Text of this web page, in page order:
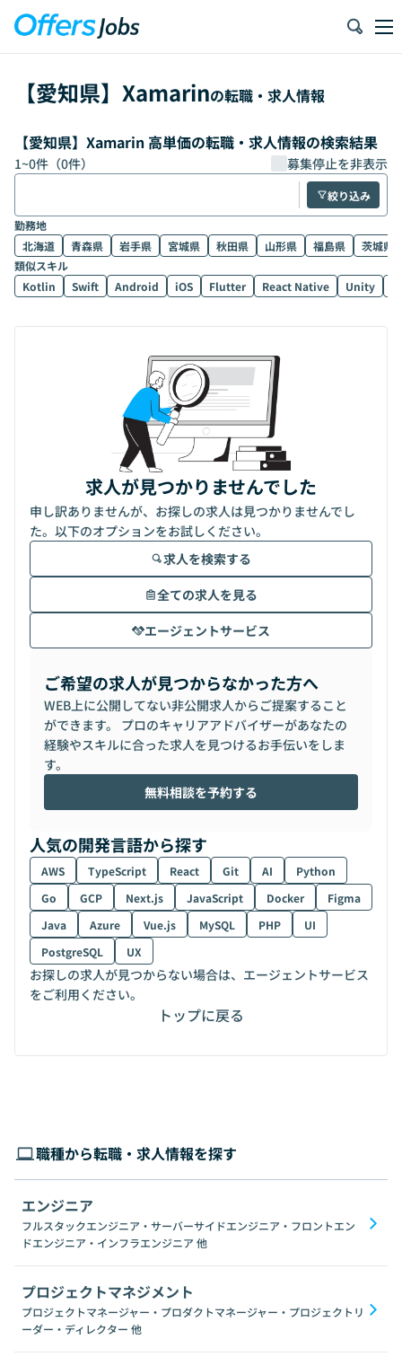
【愛知県】 Xamarinの転職・求人情報
【愛知県】Xamarin 高単価の転職・求人情報の検索結果
1~0件（0件） 募集停止を非表示
絞り込み
勤務地
北海道
青森県 岩手県 宮城県 秋田県 山形県 福島県
茨城県
類似スキル
Kotlin
Swift Android iOS Flutter React Native Unity
求人が見つかりませんでした
申し訳ありませんが、お探しの求人は見つかりませんでし
た。以下のオプションをお試しください。
求人を検索する
全ての求人を見る
エージェントサービス
ご希望の求人が見つからなかった方へ
WEB上に公開してない非公開求人からご提案すること
ができます。 プロのキャリアアドバイザーがあなたの
経験やスキルに合った求人を見つけるお手伝いをしま
す。
無料相談を予約する
人気の開発言語から探す
AWS TypeScript React Git AI
Python
Go
GCP Next.js JavaScript Docker
Figma
Java
Azure Vue.js MySQL PHP
UI
PostgreSQL
UX
お探しの求人が見つからない場合は、エージェントサービス
をご利用ください。
トップに戻る
職種から転職・求人情報を探す
エンジニア
フルスタックエンジニア・サーバーサイドエンジニア・フロントエン
ドエンジニア・インフラエンジニア 他
プロジェクトマネジメント
プロジェクトマネージャー・プロダクトマネージャー・プロジェクトリ
ーダー・ディレクター 他